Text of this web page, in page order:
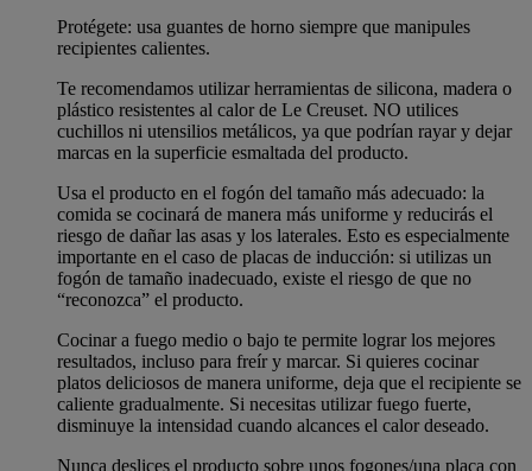
Protégete: usa guantes de horno siempre que manipules
recipientes calientes.
Te recomendamos utilizar herramientas de silicona, madera o
plástico resistentes al calor de Le Creuset. NO utilices
cuchillos ni utensilios metálicos, ya que podrían rayar y dejar
marcas en la superficie esmaltada del producto.
Usa el producto en el fogón del tamaño más adecuado: la
comida se cocinará de manera más uniforme y reducirás el
riesgo de dañar las asas y los laterales. Esto es especialmente
importante en el caso de placas de inducción: si utilizas un
fogón de tamaño inadecuado, existe el riesgo de que no
“reconozca” el producto.
Cocinar a fuego medio o bajo te permite lograr los mejores
resultados, incluso para freír y marcar. Si quieres cocinar
platos deliciosos de manera uniforme, deja que el recipiente se
caliente gradualmente. Si necesitas utilizar fuego fuerte,
disminuye la intensidad cuando alcances el calor deseado.
Nunca deslices el producto sobre unos fogones/una placa con